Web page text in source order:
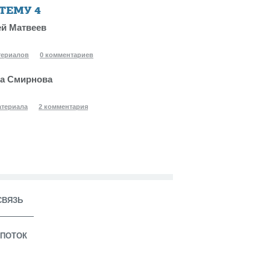
4
Матвеев
0 комментариев
Смирнова
2 комментария